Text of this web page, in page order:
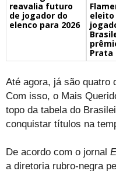
reavalia futuro
de jogador do
elenco para 2026
eleito
Prata
Até agora, já são quatro
Com isso, o Mais
topo da tabela do
conquistar títulos na
De acordo com o jornal
a diretoria rubro-negra